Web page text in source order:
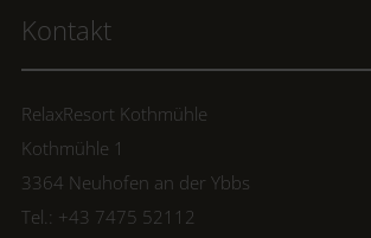
Kontakt
RelaxResort Kothmühle
Kothmühle 1
3364 Neuhofen an der Ybbs
Tel.: +43 7475 52112